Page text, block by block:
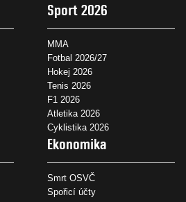
Sport 2026
MMA
Fotbal 2026/27
Hokej 2026
Tenis 2026
F1 2026
Atletika 2026
Cyklistika 2026
Ekonomika
Smrt OSVČ
Spořicí účty